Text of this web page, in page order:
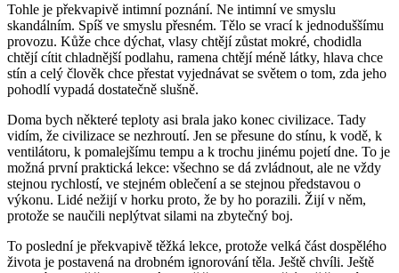
Tohle je překvapivě intimní poznání. Ne intimní ve smyslu
skandálním. Spíš ve smyslu přesném. Tělo se vrací k jednoduššímu
provozu. Kůže chce dýchat, vlasy chtějí zůstat mokré, chodidla
chtějí cítit chladnější podlahu, ramena chtějí méně látky, hlava chce
stín a celý člověk chce přestat vyjednávat se světem o tom, zda jeho
pohodlí vypadá dostatečně slušně.
Doma bych některé teploty asi brala jako konec civilizace. Tady
vidím, že civilizace se nezhroutí. Jen se přesune do stínu, k vodě, k
ventilátoru, k pomalejšímu tempu a k trochu jinému pojetí dne. To je
možná první praktická lekce: všechno se dá zvládnout, ale ne vždy
stejnou rychlostí, ve stejném oblečení a se stejnou představou o
výkonu. Lidé nežijí v horku proto, že by ho porazili. Žijí v něm,
protože se naučili neplýtvat silami na zbytečný boj.
To poslední je překvapivě těžká lekce, protože velká část dospělého
života je postavená na drobném ignorování těla. Ještě chvíli. Ještě